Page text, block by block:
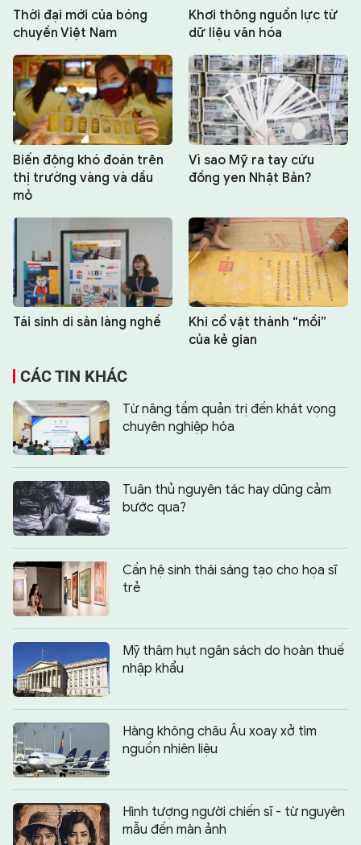
Thời đại mới của bóng
chuyền Việt Nam
Khơi thông nguồn lực từ
dữ liệu văn hóa
Biến động khó đoán trên
thị trường vàng và dầu
mỏ
Vì sao Mỹ ra tay cứu
đồng yen Nhật Bản?
Tái sinh di sản làng nghề
Khi cổ vật thành “mồi”
của kẻ gian
CÁC TIN KHÁC
Từ nâng tầm quản trị đến khát vọng
chuyên nghiệp hóa
Tuân thủ nguyên tác hay dũng cảm
bước qua?
Cần hệ sinh thái sáng tạo cho họa sĩ
trẻ
Mỹ thâm hụt ngân sách do hoàn thuế
nhập khẩu
Hàng không châu Âu xoay xở tìm
nguồn nhiên liệu
Hình tượng người chiến sĩ - từ nguyên
mẫu đến màn ảnh